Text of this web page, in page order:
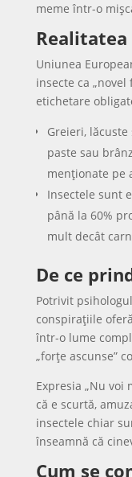
meme într-o
Uniunea
insecte ca
etichetare
Greieri,
paste sau
menționate pe
Insectele sunt
până la 60%
mult decât
De ce
Potrivit
conspirațiile
într-o lume
„forțe ascunse”
Expresia „Nu voi
că e scurtă,
insectele chiar
înseamnă că
Cum se